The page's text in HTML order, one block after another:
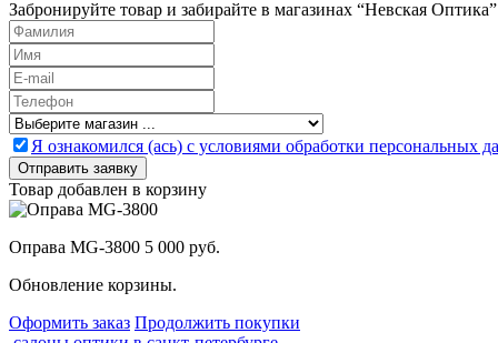
Забронируйте товар и забирайте в магазинах “Невская Оптика”
Я ознакомился (ась) с условиями обработки персональных
Товар добавлен в корзину
Оправа MG-3800 5 000 руб.
Обновление корзины.
Оформить заказ Продолжить покупки